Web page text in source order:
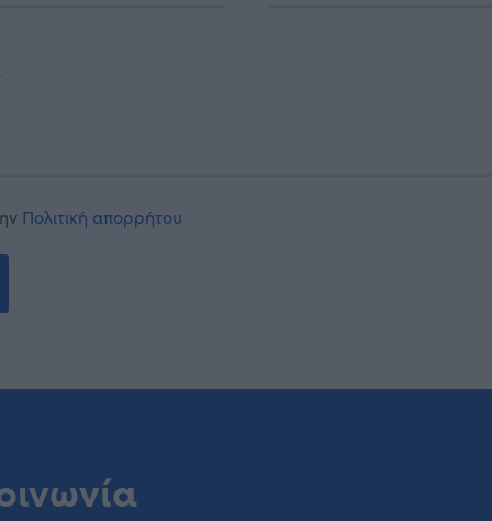
Πολιτική απορρήτου